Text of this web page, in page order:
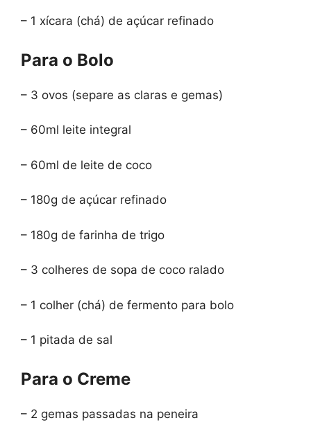
– 1 xícara (chá) de açúcar refinado
Para o Bolo
– 3 ovos (separe as claras e gemas)
– 60ml leite integral
– 60ml de leite de coco
– 180g de açúcar refinado
– 180g de farinha de trigo
– 3 colheres de sopa de coco ralado
– 1 colher (chá) de fermento para bolo
– 1 pitada de sal
Para o Creme
– 2 gemas passadas na peneira